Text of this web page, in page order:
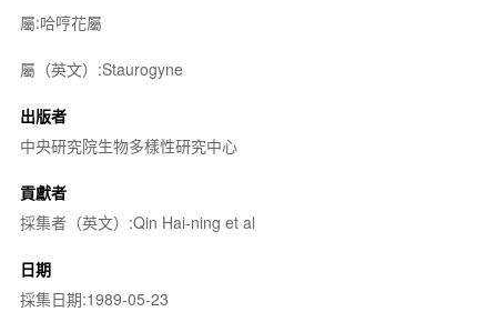
屬:哈哼花屬
屬（英文）:Staurogyne
出版者
中央研究院生物多樣性研究中心
貢獻者
採集者（英文）:Qin Hai-ning et al
日期
採集日期:1989-05-23